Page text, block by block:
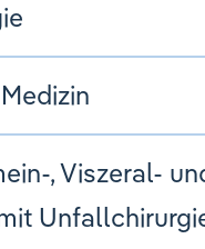
, Viszeral-